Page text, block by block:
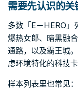
需要先认识的关
多数「E－HERO」
爆热女郎、暗黑融
通路，以及霸王城
虑环境特化的科技卡
样本列表里也常见